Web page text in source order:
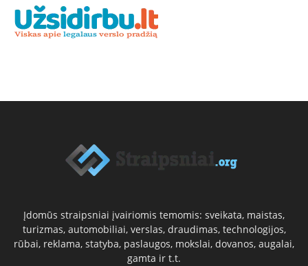
Įdomūs straipsniai įvairiomis temomis: sveikata, maistas,
turizmas, automobiliai, verslas, draudimas, technologijos,
rūbai, reklama, statyba, paslaugos, mokslai, dovanos, augalai,
gamta ir t.t.